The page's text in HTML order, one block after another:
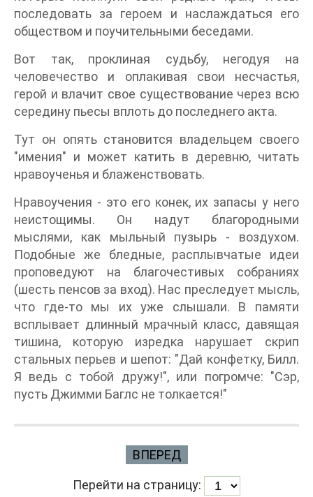
последовать за героем и наслаждаться его
обществом и поучительными беседами.
Вот так, проклиная судьбу, негодуя на
человечество и оплакивая свои несчастья,
герой и влачит свое существование через всю
середину пьесы вплоть до последнего акта.
Тут он опять становится владельцем своего
"имения" и может катить в деревню, читать
нравоученья и блаженствовать.
Нравоучения - это его конек, их запасы у него
неистощимы. Он надут благородными
мыслями, как мыльный пузырь - воздухом.
Подобные же бледные, расплывчатые идеи
проповедуют на благочестивых собраниях
(шесть пенсов за вход). Нас преследует мысль,
что где-то мы их уже слышали. В памяти
всплывает длинный мрачный класс, давящая
тишина, которую изредка нарушает скрип
стальных перьев и шепот: "Дай конфетку, Билл.
Я ведь с тобой дружу!", или погромче: "Сэр,
пусть Джимми Баглс не толкается!"
ВПЕРЕД
Перейти на страницу: